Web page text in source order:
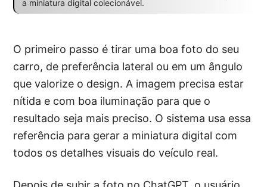
a miniatura digital colecionável.
O primeiro passo é tirar uma boa foto do seu
carro, de preferência lateral ou em um ângulo
que valorize o design. A imagem precisa estar
nítida e com boa iluminação para que o
resultado seja mais preciso. O sistema usa essa
referência para gerar a miniatura digital com
todos os detalhes visuais do veículo real.